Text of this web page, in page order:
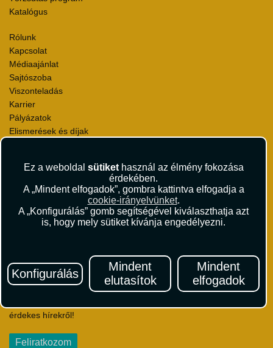
Ez a weboldal sütikethasznál az élmény fokozása
érdekében.
A „Mindent elfogadok”, gombra kattintva elfogadja a
cookie-irányelvünket.
A „Konfigurálás” gomb segítségével kiválaszthatja azt
is, hogy mely sütiket kívánja engedélyezni.
Konfigurálás
Mindent
elutasítok
Mindent
elfogadok
Katalógus
Rólunk
Kapcsolat
Médiaajánlat
Sajtószoba
Viszonteladás
Karrier
Pályázatok
Elismerések és díjak
Utazási Csomag Szerződési Feltételek
Útlemondás-biztosítás Szerződési Feltételek
Utasbiztosítás Szerződési Feltételek
Repülőjegy Szerződési Feltételek
Adatvédelem
Hírlevél
Iratkozzon fel Magyarország egyik legszínesebb utazási
érdekes hírekről!
Feliratkozom